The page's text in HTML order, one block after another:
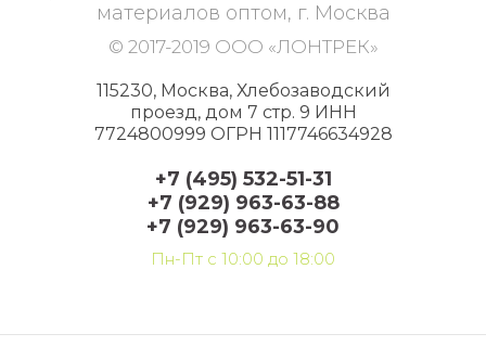
материалов оптом, г. Москва
© 2017-2019 ООО «ЛОНТРЕК»
115230, Москва, Хлебозаводский
проезд, дом 7 стр. 9 ИНН
7724800999 ОГРН 1117746634928
+7 (495) 532-51-31
+7 (929) 963-63-88
+7 (929) 963-63-90
Пн-Пт с 10:00 до 18:00